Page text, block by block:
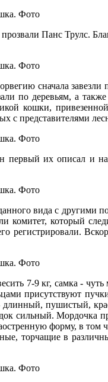
Панс Трулс.
сначала
по деревьям, а
кошки,
с представителями
их описал и
вида с
который
7-9 кг, самка - чуть
присутствуют
пушистый,
сильный.
форму, в
торчащие в